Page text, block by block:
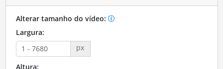
Alterar tamanho do vídeo:
Largura:
px
Altura: